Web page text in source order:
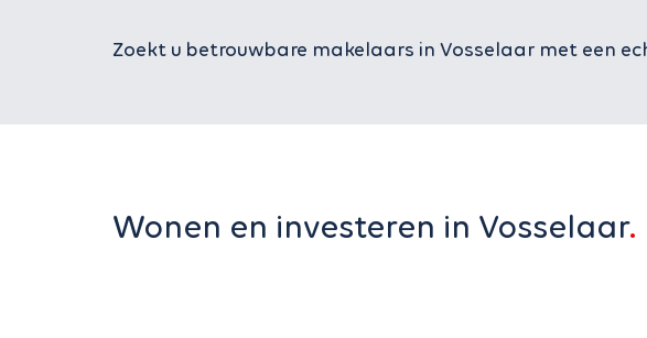
Zoekt u betrouwbare makelaars in Vosselaar met een
Wonen en investeren in Vosselaar